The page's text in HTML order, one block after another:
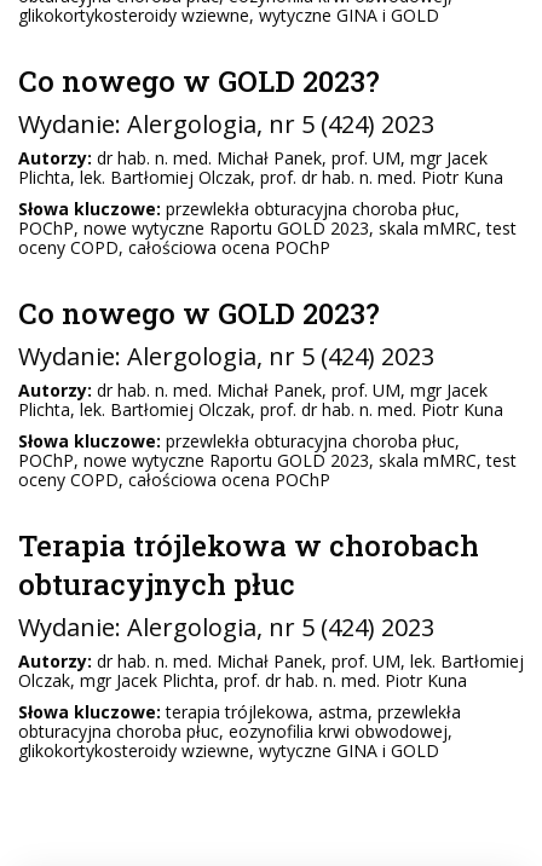
glikokortykosteroidy wziewne, wytyczne GINA i GOLD
Co nowego w GOLD 2023?
Wydanie: Alergologia, nr 5 (424) 2023
Autorzy: dr hab. n. med. Michał Panek, prof. UM, mgr Jacek
Plichta, lek. Bartłomiej Olczak, prof. dr hab. n. med. Piotr Kuna
Słowa kluczowe: przewlekła obturacyjna choroba płuc,
POChP, nowe wytyczne Raportu GOLD 2023, skala mMRC, test
oceny COPD, całościowa ocena POChP
Co nowego w GOLD 2023?
Wydanie: Alergologia, nr 5 (424) 2023
Autorzy: dr hab. n. med. Michał Panek, prof. UM, mgr Jacek
Plichta, lek. Bartłomiej Olczak, prof. dr hab. n. med. Piotr Kuna
Słowa kluczowe: przewlekła obturacyjna choroba płuc,
POChP, nowe wytyczne Raportu GOLD 2023, skala mMRC, test
oceny COPD, całościowa ocena POChP
Terapia trójlekowa w chorobach
obturacyjnych płuc
Wydanie: Alergologia, nr 5 (424) 2023
Autorzy: dr hab. n. med. Michał Panek, prof. UM, lek. Bartłomiej
Olczak, mgr Jacek Plichta, prof. dr hab. n. med. Piotr Kuna
Słowa kluczowe: terapia trójlekowa, astma, przewlekła
obturacyjna choroba płuc, eozynofilia krwi obwodowej,
glikokortykosteroidy wziewne, wytyczne GINA i GOLD